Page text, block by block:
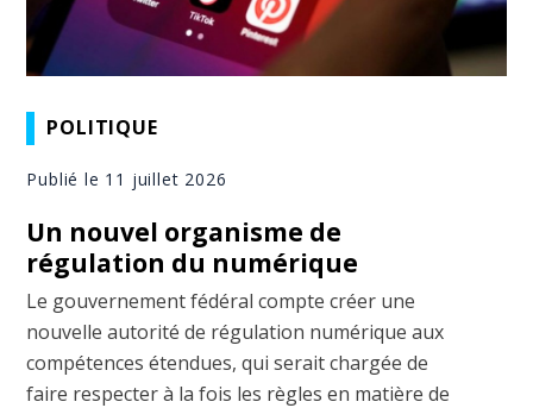
POLITIQUE
Publié le 11 juillet 2026
Un nouvel organisme de
régulation du numérique
Le gouvernement fédéral compte créer une
nouvelle autorité de régulation numérique aux
compétences étendues, qui serait chargée de
faire respecter à la fois les règles en matière de